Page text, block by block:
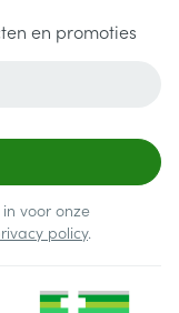
en promoties
voor onze
policy.